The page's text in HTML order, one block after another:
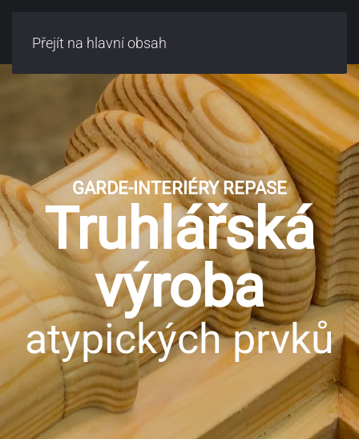
Přejít na hlavní obsah
GARDE-INTERIÉRY REPASE
Truhlářská
výroba
atypických prvků